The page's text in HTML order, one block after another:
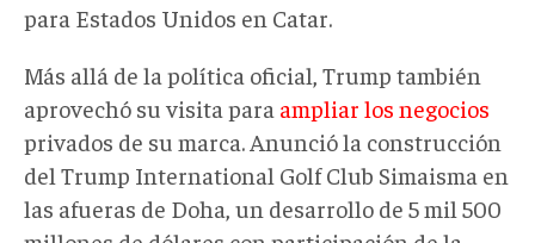
para Estados Unidos en Catar.
Más allá de la política oficial, Trump también
aprovechó su visita para ampliar los negocios
privados de su marca. Anunció la construcción
del Trump International Golf Club Simaisma en
las afueras de Doha, un desarrollo de 5mil 500